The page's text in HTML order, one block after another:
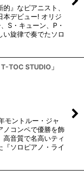
』なピアニスト、
本デビュー! オリジ
S・キューン、P・
い旋律で奏でたソロ
TOC STUDIO」
モントルー・ジャ
ノコンペで優勝を飾
高音質で名高いティ
『ソロピアノ・ライ